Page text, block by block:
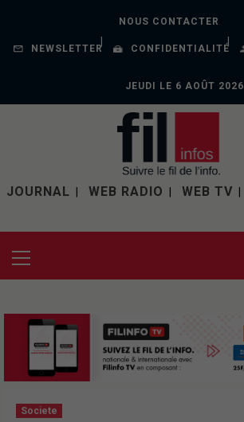
NOUS CONTACTER
NEWSLETTER CONFIDENTIALITÉ
JEUDI LE 6 AOÛT 2026
JOURNAL WEB RADIO WEB TV
Societe